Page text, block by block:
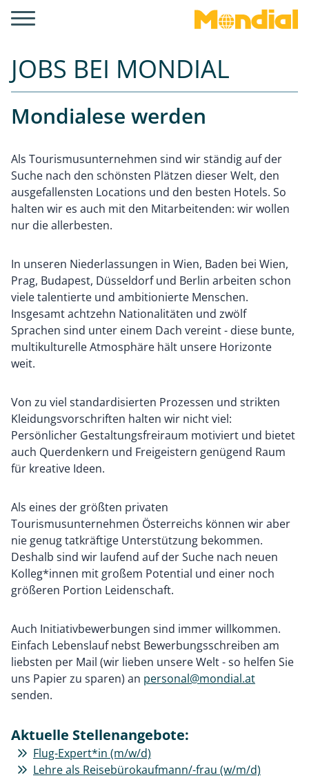
JOBS BEI MONDIAL
Mondialese werden
Als Tourismusunternehmen sind wir ständig auf der
Suche nach den schönsten Plätzen dieser Welt, den
ausgefallensten Locations und den besten Hotels. So
halten wir es auch mit den Mitarbeitenden: wir wollen
nur die allerbesten.
In unseren Niederlassungen in Wien, Baden bei Wien,
Prag, Budapest, Düsseldorf und Berlin arbeiten schon
viele talentierte und ambitionierte Menschen.
Insgesamt achtzehn Nationalitäten und zwölf
Sprachen sind unter einem Dach vereint - diese bunte,
multikulturelle Atmosphäre hält unsere Horizonte
weit.
Von zu viel standardisierten Prozessen und strikten
Kleidungsvorschriften halten wir nicht viel:
Persönlicher Gestaltungsfreiraum motiviert und bietet
auch Querdenkern und Freigeistern genügend Raum
für kreative Ideen.
Als eines der größten privaten
Tourismusunternehmen Österreichs können wir aber
nie genug tatkräftige Unterstützung bekommen.
Deshalb sind wir laufend auf der Suche nach neuen
Kolleg*innen mit großem Potential und einer noch
größeren Portion Leidenschaft.
Auch Initiativbewerbungen sind immer willkommen.
Einfach Lebenslauf nebst Bewerbungsschreiben am
liebsten per Mail (wir lieben unsere Welt - so helfen Sie
uns Papier zu sparen) an personal@mondial.at
senden.
Aktuelle Stellenangebote:
Flug-Expert*in (m/w/d)
Lehre als Reisebürokaufmann/-frau (w/m/d)